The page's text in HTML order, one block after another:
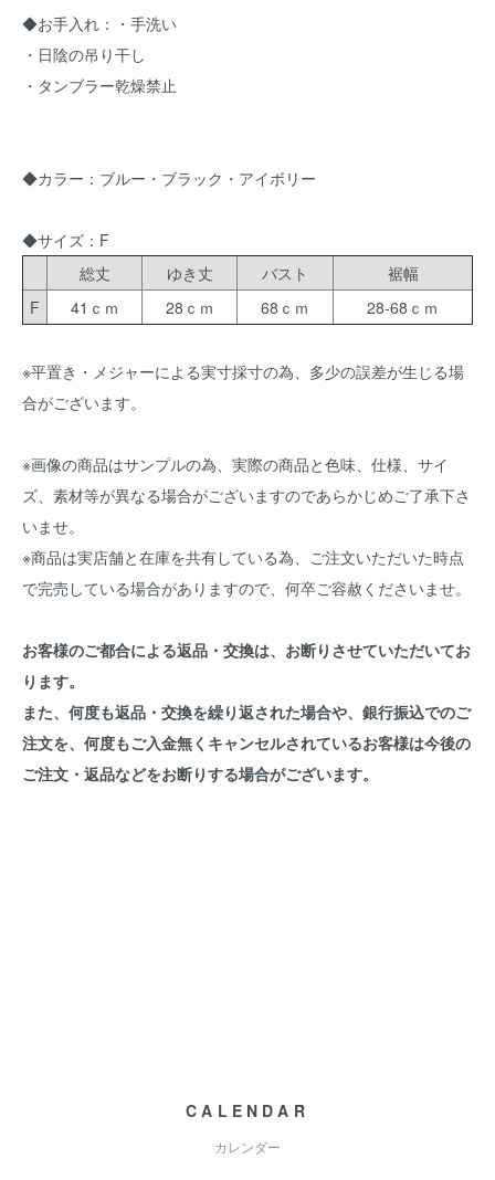
◆お手入れ：・手洗い
・日陰の吊り干し
・タンブラー乾燥禁止
◆カラー：ブルー・ブラック・アイボリー
◆サイズ：F
総丈
ゆき丈 バスト
裾幅
F
41ｃｍ 28ｃｍ 68ｃｍ 28-68ｃｍ
※平置き・メジャーによる実寸採寸の為、多少の誤差が生じる場
合がございます。
※画像の商品はサンプルの為、実際の商品と色味、仕様、サイ
ズ、素材等が異なる場合がございますのであらかじめご了承下さ
いませ。
※商品は実店舗と在庫を共有している為、ご注文いただいた時点
で完売している場合がありますので、何卒ご容赦くださいませ。
お客様のご都合による返品・交換は、お断りさせていただいてお
ります。
また、何度も返品・交換を繰り返された場合や、銀行振込でのご
注文を、何度もご入金無くキャンセルされているお客様は今後の
ご注文・返品などをお断りする場合がございます。
CALENDAR
カレンダー